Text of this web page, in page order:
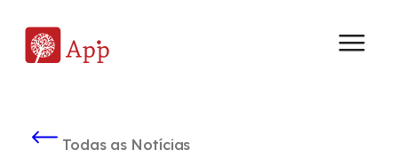
Todas as Notícias